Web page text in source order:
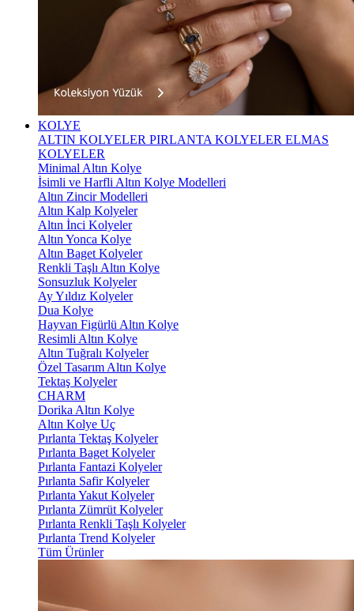
KOLYE
ALTIN KOLYELER PIRLANTA KOLYELER ELMAS
KOLYELER
Minimal Altın Kolye
İsimli ve Harfli Altın Kolye Modelleri
Altın Zincir Modelleri
Altın Kalp Kolyeler
Altın İnci Kolyeler
Altın Yonca Kolye
Altın Baget Kolyeler
Renkli Taşlı Altın Kolye
Sonsuzluk Kolyeler
Ay Yıldız Kolyeler
Dua Kolye
Hayvan Figürlü Altın Kolye
Resimli Altın Kolye
Altın Tuğralı Kolyeler
Özel Tasarım Altın Kolye
Tektaş Kolyeler
CHARM
Dorika Altın Kolye
Altın Kolye Uç
Pırlanta Tektaş Kolyeler
Pırlanta Baget Kolyeler
Pırlanta Fantazi Kolyeler
Pırlanta Safir Kolyeler
Pırlanta Yakut Kolyeler
Pırlanta Zümrüt Kolyeler
Pırlanta Renkli Taşlı Kolyeler
Pırlanta Trend Kolyeler
Tüm Ürünler